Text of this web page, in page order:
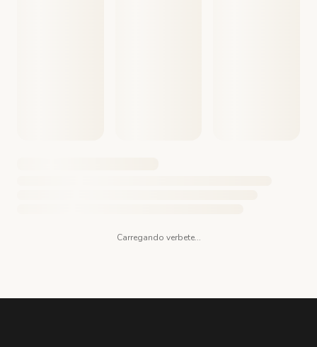
Carregando verbete...